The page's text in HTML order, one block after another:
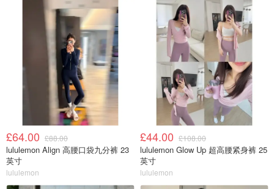
£64.00 £88.00
lululemon Align 高腰口袋九分裤 23
英寸
lululemon
£44.00 £108.00
lululemon Glow Up 超高腰紧身裤 25
英寸
lululemon